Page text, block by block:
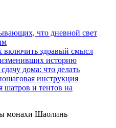
что дневной свет
включить здравый смысл
историю
дома: что делать
инструкция
шатров и тентов на
монахи Шаолинь